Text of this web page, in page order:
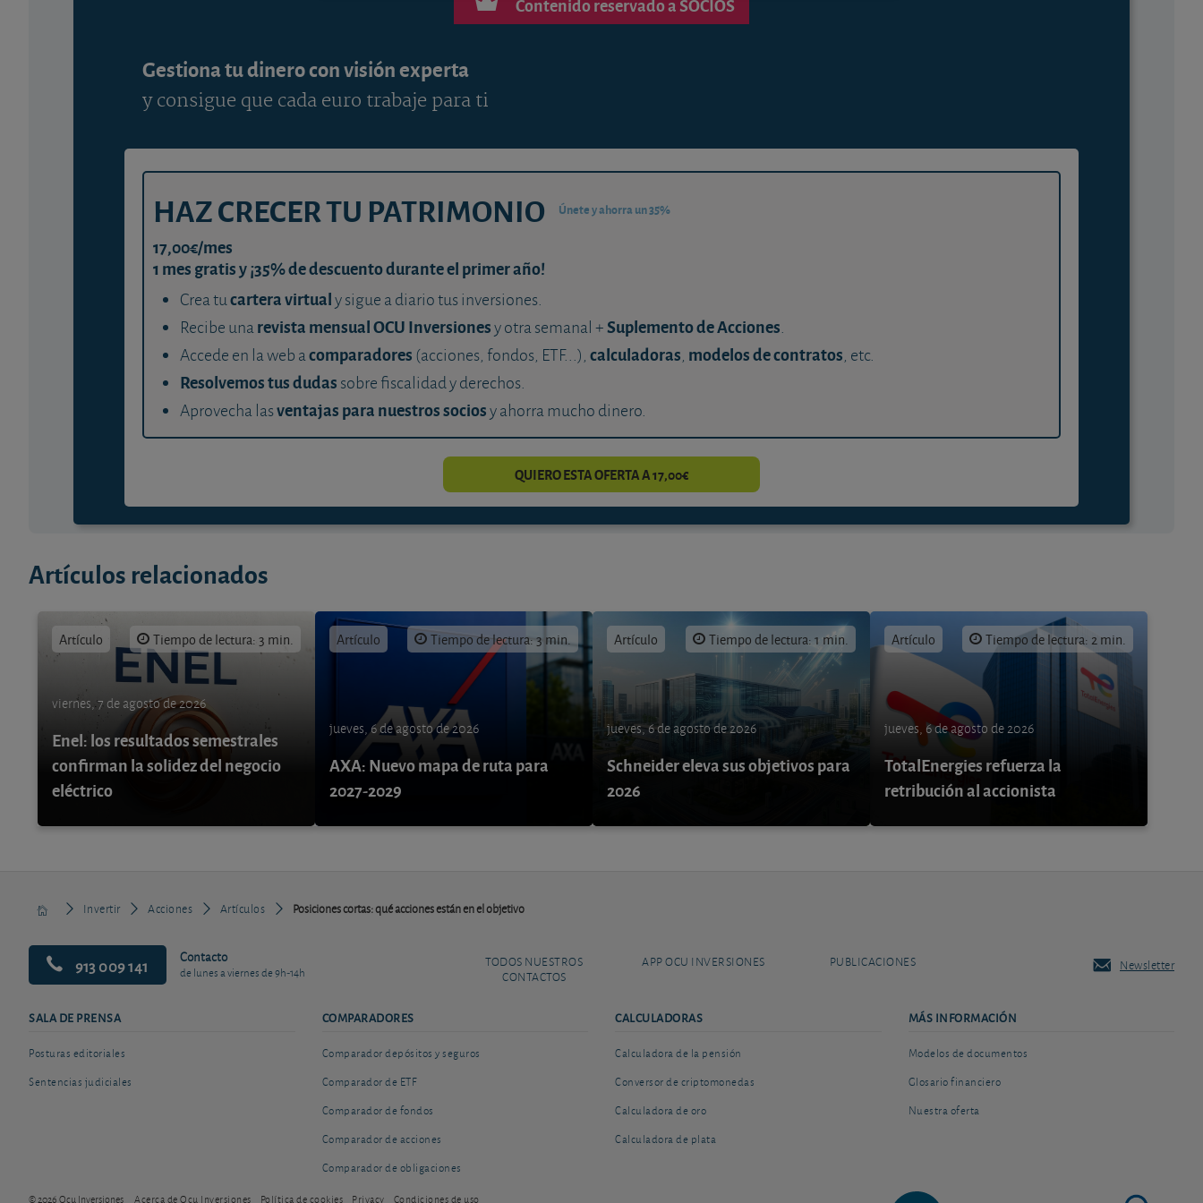
Gestiona tu dinero con visión experta
y consigue que cada euro trabaje para ti
HAZ CRECER TU PATRIMONIO Únete y ahorra un 35%
17,00€/mes
1 mes gratis y ¡35% de descuento durante el primer año!
Crea tucartera virtualy sigue a diario tus inversiones.
Recibe unarevista mensual OCU Inversionesy otra semanal +Suplemento de Acciones.
Accede en la web acomparadores (acciones, fondos, ETF...), calculadoras, modelos de contratos, etc.
Resolvemos tus dudas sobre fiscalidad y derechos.
Aprovecha lasventajas para nuestros sociosy ahorra mucho dinero.
QUIERO ESTA OFERTA A 17,00€
Artículos relacionados
Artículo Tiempo de lectura: 3 min.
viernes, 7 de agosto de 2026
Enel: los resultados semestrales
confirman la solidez del negocio
eléctrico
Artículo Tiempo de lectura: 3 min.
jueves, 6 de agosto de 2026
AXA: Nuevo mapa de ruta para
2027-2029
Artículo Tiempo de lectura: 1 min.
jueves, 6 de agosto de 2026
Schneider eleva sus objetivos para
2026
Artículo Tiempo de lectura: 2 min.
jueves, 6 de agosto de 2026
TotalEnergies refuerza la
retribución al accionista
Invertir Acciones Artículos Posiciones cortas: qué acciones están en el objetivo
913 009 141 Contacto
de lunes a viernes de 9h-14h
TODOS NUESTROS
CONTACTOS
APP OCU INVERSIONES PUBLICACIONES Newsletter
SALA DE PRENSA
Posturas editoriales
Sentencias judiciales
COMPARADORES
Comparador depósitos y seguros
Comparador de ETF
Comparador de fondos
Comparador de acciones
Comparador de obligaciones
CALCULADORAS
Calculadora de la pensión
Conversor de criptomonedas
Calculadora de oro
Calculadora de plata
MÁS INFORMACIÓN
Modelos de documentos
Glosario financiero
Nuestra oferta
© 2026 Ocu Inversiones Acerca de Ocu Inversiones Política de cookies Privacy Condiciones de uso